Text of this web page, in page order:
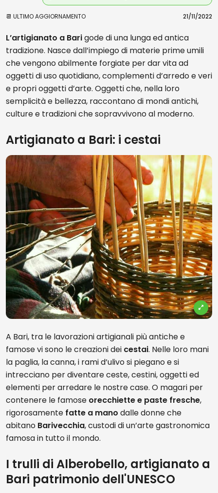
📆 ULTIMO AGGIORNAMENTO 21/11/2022
L’artigianato a Barigode di una lunga ed antica
tradizione. Nasce dall’impiego di materie prime umili
che vengono abilmente forgiate per dar vita ad
oggetti di uso quotidiano, complementi d’arredo e veri
e propri oggetti d’arte. Oggetti che, nella loro
semplicità e bellezza, raccontano di mondi antichi,
culture e tradizioni che sopravvivono al moderno.
Artigianato a Bari: i cestai
A Bari, tra le lavorazioni artigianali più antiche e
famose vi sono le creazioni dei cestai. Nelle loro mani
la paglia, la canna, i rami d’ulivo si piegano e si
intrecciano per diventare ceste, cestini, oggetti ed
elementi per arredare le nostre case. O magari per
contenere le famose orecchiette e paste fresche,
rigorosamente fatte a mano dalle donne che
abitano Barivecchia, custodi di un’arte gastronomica
famosa in tutto il mondo.
I trulli di Alberobello, artigianato a
Bari patrimonio dell'UNESCO